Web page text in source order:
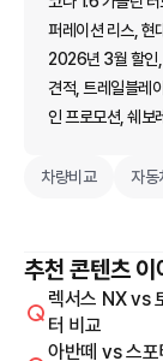
퍼레이션 리스, 현
2026년 3월 할인,
견적, 트레일블레
인 프로모션, 쉐보
차량비교 자동
추천 콘텐츠 이
렉서스 NX vs
터 비교
아반떼 vs 스